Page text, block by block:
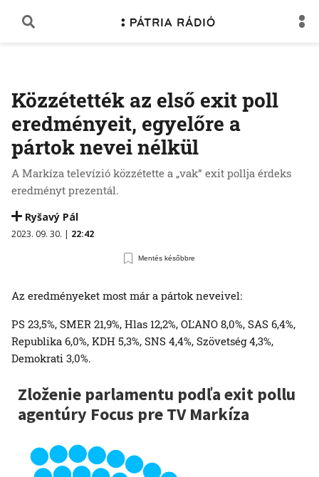
Közzétették az első exit poll
eredményeit, egyelőre a
pártok nevei nélkül
A Markíza televízió közzétette a „vak” exit pollja érdeks
eredményt prezentál.
Ryšavý Pál
2023. 09. 30. | 22:42
Mentés későbbre
Az eredményeket most már a pártok neveivel:
PS 23,5%, SMER 21,9%, Hlas 12,2%, OĽANO 8,0%, SAS 6,4%,
Republika 6,0%, KDH 5,3%, SNS 4,4%, Szövetség 4,3%,
Demokrati 3,0%.